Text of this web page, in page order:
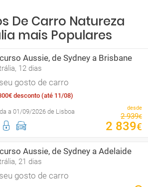
De Carro Natureza
mais Populares
Aussie, de Sydney a Brisbane
12 dias
gosto de carro
desconto (até 11/08)
a 01/09/2026 de Lisboa desde
2 939€
2 839€
Aussie, de Sydney a Adelaide
21 dias
gosto de carro